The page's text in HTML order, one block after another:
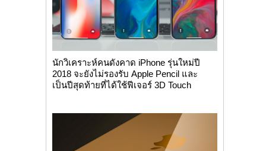
นักวิเคราะห์คนดังคาด iPhone รุ่นใหม่ปี
2018 จะยังไม่รองรับ Apple Pencil และ
เป็นปีสุดท้ายที่ได้ใช้ฟีเจอร์ 3D Touch